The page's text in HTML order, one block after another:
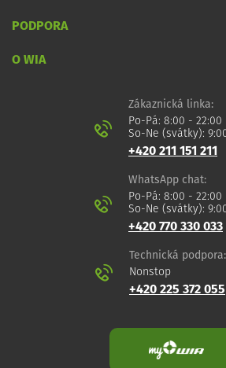
PODPORA
O WIA
Zákaznická linka:
Po-Pá: 8:00 - 22:00
So-Ne (svátky):
+420 211 151 211
WhatsApp chat:
Po-Pá: 8:00 - 22:00
So-Ne (svátky):
+420 770 330 033
Technická podpora:
Nonstop
+420 225 372 055